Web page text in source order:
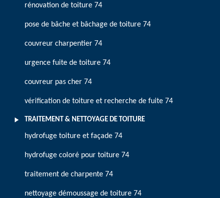
rénovation de toiture 74
pose de bâche et bâchage de toiture 74
couvreur charpentier 74
urgence fuite de toiture 74
couvreur pas cher 74
vérification de toiture et recherche de fuite 74
TRAITEMENT & NETTOYAGE DE TOITURE
hydrofuge toiture et façade 74
hydrofuge coloré pour toiture 74
traitement de charpente 74
nettoyage démoussage de toiture 74